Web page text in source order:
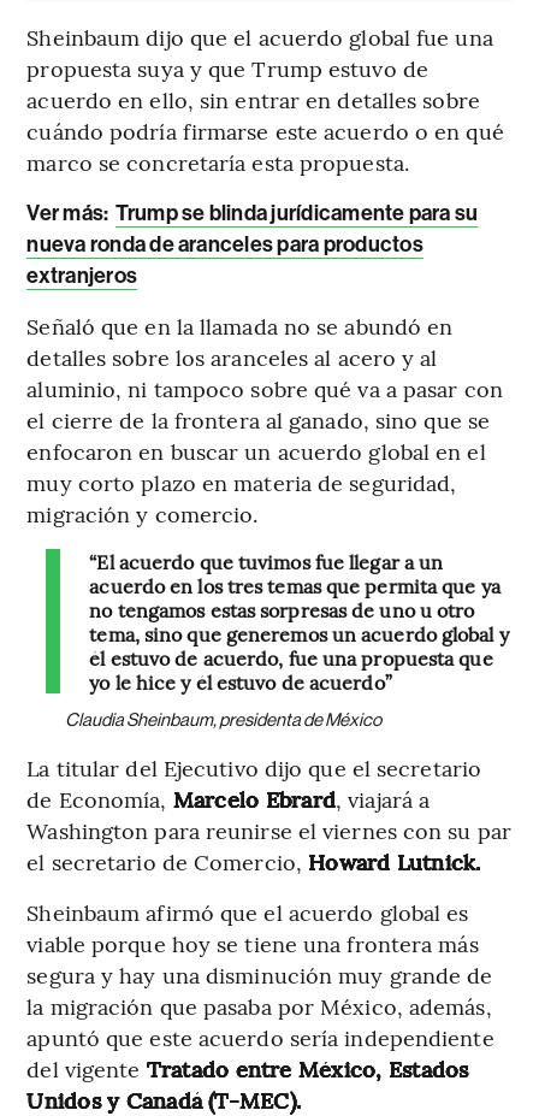
Sheinbaum dijo que el acuerdo global fue una
propuesta suya y que Trump estuvo de
acuerdo en ello, sin entrar en detalles sobre
cuándo podría firmarse este acuerdo o en qué
marco se concretaría esta propuesta.
Ver más: Trump se blinda jurídicamente para su
nueva ronda de aranceles para productos
extranjeros
Señaló que en la llamada no se abundó en
detalles sobre los aranceles al acero y al
aluminio, ni tampoco sobre qué va a pasar con
el cierre de la frontera al ganado, sino que se
enfocaron en buscar un acuerdo global en el
muy corto plazo en materia de seguridad,
migración y comercio.
“El acuerdo que tuvimos fue llegar a un
acuerdo en los tres temas que permita que ya
no tengamos estas sorpresas de uno u otro
tema, sino que generemos un acuerdo global y
él estuvo de acuerdo, fue una propuesta que
yo le hice y él estuvo de acuerdo”
Claudia Sheinbaum, presidenta de México
La titular del Ejecutivo dijo que el secretario
de Economía, Marcelo Ebrard, viajará a
Washington para reunirse el viernes con su par
el secretario de Comercio, Howard Lutnick.
Sheinbaum afirmó que el acuerdo global es
viable porque hoy se tiene una frontera más
segura y hay una disminución muy grande de
la migración que pasaba por México, además,
apuntó que este acuerdo sería independiente
del vigente Tratado entre México, Estados
Unidos y Canadá (T-MEC).